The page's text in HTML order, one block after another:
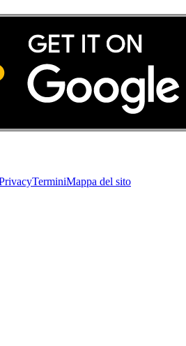
TerminiMappa del sito